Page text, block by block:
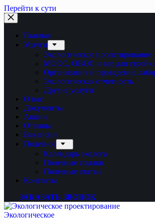
Перейти к сути
Главная
Услуги
Экологическое проектирование
МООС, ОВОС и все для
Организация и проведение
Экологическая отчетность
Другие услуги
О нас
Документы
Акции
Отзывы
Вакансии
Полезное
Календарь эколога
Полезные ссылки
Полезные статьи
Контакты
ЗАКАЗАТЬ ЗВОНОК
Экологическое